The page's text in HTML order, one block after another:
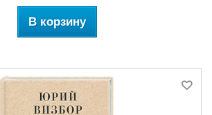
В корзину